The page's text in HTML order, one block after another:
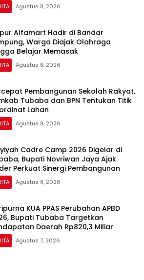
Agustus 8, 2026
Alfamart Hadir di Bandar
Warga Diajak Olahraga
Belajar Memasak
Agustus 8, 2026
Pembangunan Sekolah Rakyat,
Tubaba dan BPN Tentukan Titik
Lahan
Agustus 8, 2026
Cadre Camp 2026 Digelar di
Bupati Novriwan Jaya Ajak
Perkuat Sinergi Pembangunan
Agustus 8, 2026
KUA PPAS Perubahan APBD
Bupati Tubaba Targetkan
Daerah Rp820,3 Miliar
Agustus 7, 2026